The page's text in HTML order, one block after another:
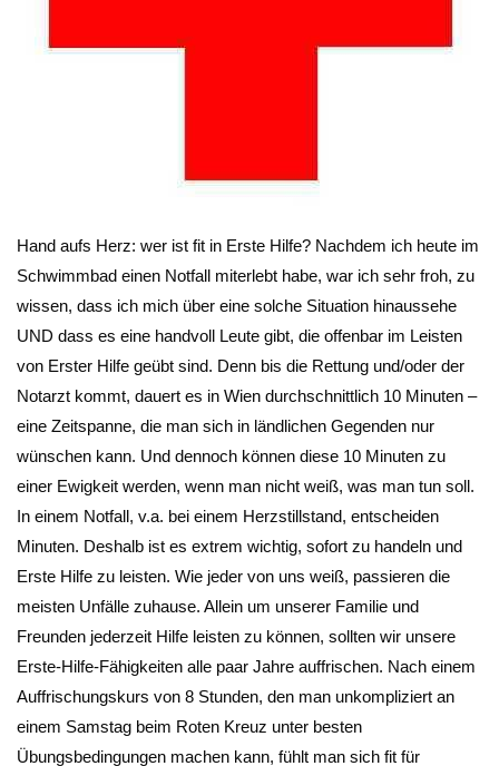
Hand aufs Herz: wer ist fit in Erste Hilfe? Nachdem ich heute im
Schwimmbad einen Notfall miterlebt habe, war ich sehr froh, zu
wissen, dass ich mich über eine solche Situation hinaussehe
UND dass es eine handvoll Leute gibt, die offenbar im Leisten
von Erster Hilfe geübt sind. Denn bis die Rettung und/oder der
Notarzt kommt, dauert es in Wien durchschnittlich 10 Minuten –
eine Zeitspanne, die man sich in ländlichen Gegenden nur
wünschen kann. Und dennoch können diese 10 Minuten zu
einer Ewigkeit werden, wenn man nicht weiß, was man tun soll.
In einem Notfall, v.a. bei einem Herzstillstand, entscheiden
Minuten. Deshalb ist es extrem wichtig, sofort zu handeln und
Erste Hilfe zu leisten. Wie jeder von uns weiß, passieren die
meisten Unfälle zuhause. Allein um unserer Familie und
Freunden jederzeit Hilfe leisten zu können, sollten wir unsere
Erste-Hilfe-Fähigkeiten alle paar Jahre auffrischen. Nach einem
Auffrischungskurs von 8 Stunden, den man unkompliziert an
einem Samstag beim Roten Kreuz unter besten
Übungsbedingungen machen kann, fühlt man sich fit für